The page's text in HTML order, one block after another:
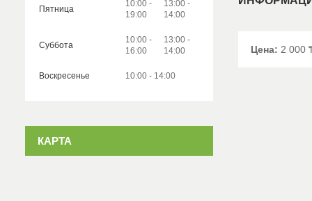
Цена: 2 000
Пятница
10:00
19:00
13:00
14:00
Суббота
10:00
16:00
13:00
14:00
Воскресенье 10:00 14:00
КАРТА